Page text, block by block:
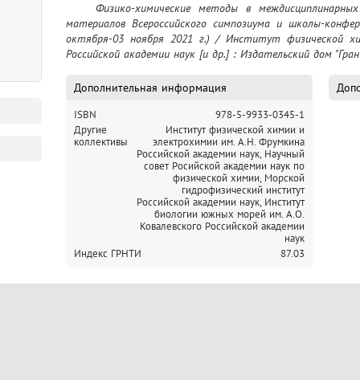
и анализе объектов окружающей среды; применение
мониторинге прибрежной зоны Черного моря;
физических и химических факторов загрязнения
химических методов для изучения гидробионтов и
строительных материалов и других объектов
факторов загрязнения окружающей среды. Тезисы
Для широкого круга химиков, физиков, экологов,
организаций, аспирантов и студентов
материалов Всероссийского симпозиума и школы-
октября-03 ноября 2021 г.) / Институт физической
Российской академии наук [и др.] : Издательский дом
Дополнительная информация
ISBN
978-5-9933-0345-1
Другие
коллективы
Институт физической химии и
электрохимии им. А.Н. Фрумкина
Российской академии наук, Научный
совет Росийской академии наук по
физической химии, Морской
гидрофизический институт
Российской академии наук, Институт
биологии южных морей им. А.О.
Ковалевского Российской академии
наук
Индекс ГРНТИ
87.03